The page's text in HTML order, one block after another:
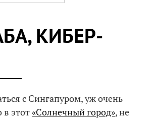
КИБЕР-
с Сингапуром, уж очень
в этот«Солнечный город», не